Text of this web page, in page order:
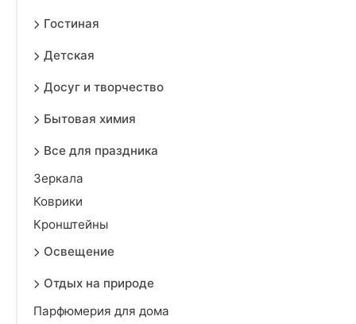
Гостиная
Детская
Досуг и творчество
Бытовая химия
Все для праздника
Зеркала
Коврики
Кронштейны
Освещение
Отдых на природе
Парфюмерия для дома